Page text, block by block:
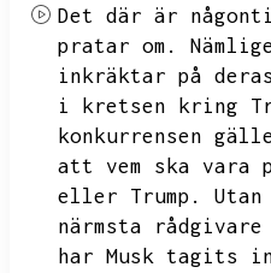
Det där är
pratar om.
inkräktar på
i kretsen kring
konkurrensen
att vem ska vara
eller Trump.
närmsta
har Musk tagits